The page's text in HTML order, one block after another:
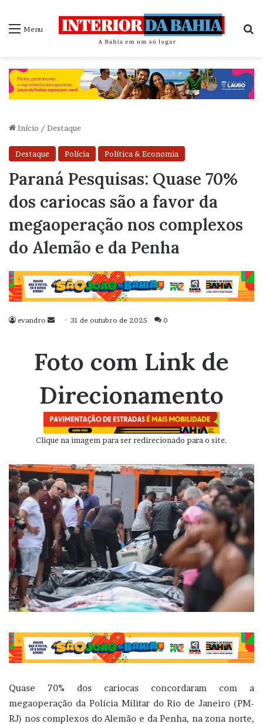
Menu
Início / Destaque
Destaque Polícia Política & Economia
Paraná Pesquisas: Quase 70%
dos cariocas são a favor da
megaoperação nos complexos
do Alemão e da Penha
evandro
Mande
mail
31 de outubro de 2025 0
Foto com Link de
Direcionamento
Clique na imagem para ser redirecionado para o site.
Quase 70% dos cariocas concordaram com a
megaoperação da Polícia Militar do Rio de Janeiro (PM-
RJ) nos complexos do Alemão e da Penha, na zona norte,